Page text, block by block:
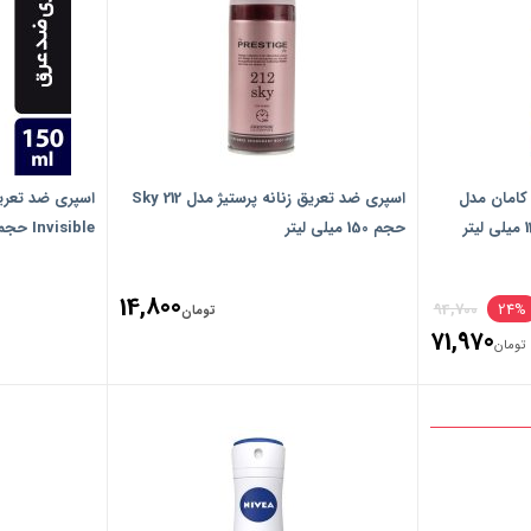
مدل
24%
94,700
تومان94,700.
تومان71,970
اسپری ضد تعریق زنانه پرستیژ مدل 212 Sky
حجم 150 میلی لیتر
تومان14,800
اسپری ضد
Invisible حجم 150 میلی لیتر